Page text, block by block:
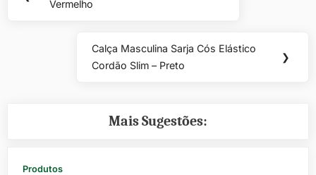
de
Post:
Vermelho
Next
Post:
Calça Masculina Sarja Cós Elástico
Cordão Slim – Preto
❯
Mais Sugestões:
Produtos